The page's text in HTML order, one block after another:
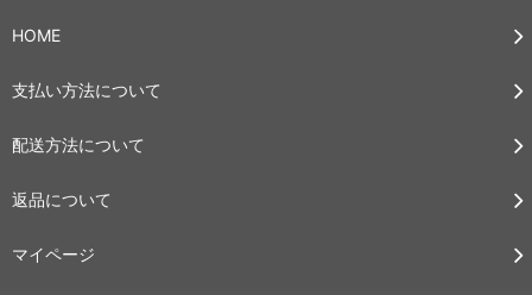
HOME
支払い方法について
配送方法について
返品について
マイページ